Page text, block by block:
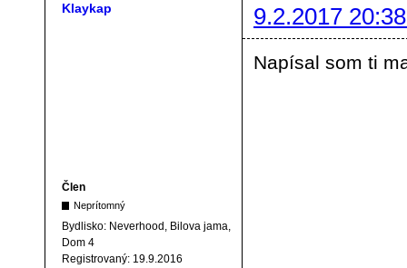
Klaykap 9.2.2017
Člen
Neprítomný
Bydlisko: Neverhood, Bilova jama,
Dom 4
Registrovaný: 19.9.2016
Napísal som ti